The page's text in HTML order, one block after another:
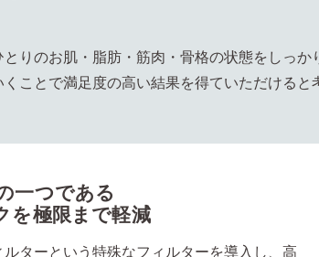
りのお肌・脂肪・筋肉・骨格の状態をしっか
ことで満足度の高い結果を得ていただけると
一つである
を極限まで軽減
ターという特殊なフィルターを導入し、高